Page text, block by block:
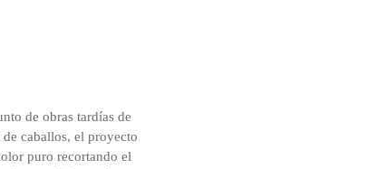
de obras tardías de
caballos, el proyecto
puro recortando el